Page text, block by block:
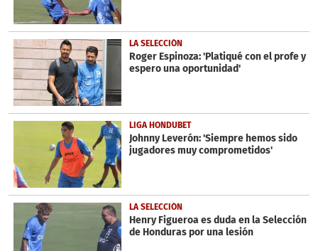
LA SELECCIÓN
Roger Espinoza: 'Platiqué con el profe y
espero una oportunidad'
LIGA HONDUBET
Johnny Leverón: 'Siempre hemos sido
jugadores muy comprometidos'
LA SELECCIÓN
Henry Figueroa es duda en la Selección
de Honduras por una lesión